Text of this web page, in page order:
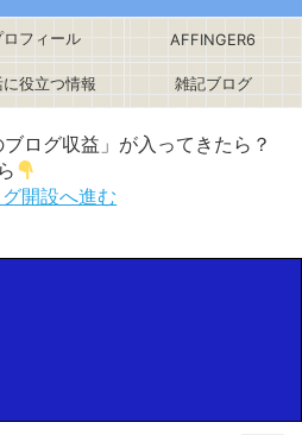
ロフィール AFFINGER6
に役立つ情報 雑記ブログ
ログ収益」が入ってきたら？
開設へ進む